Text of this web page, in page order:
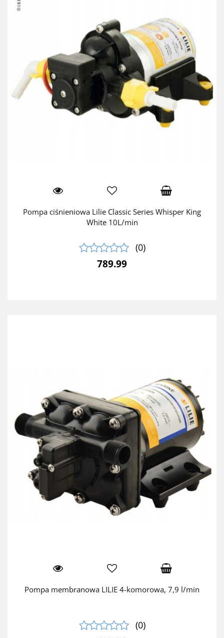
Pompa ciśnieniowa Lilie Classic Series Whisper King
White 10L/min
(0)
789.99
Pompa membranowa LILIE 4-komorowa, 7,9 l/min
(0)